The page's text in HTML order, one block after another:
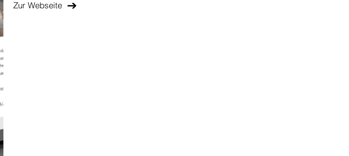
Zur Webseite